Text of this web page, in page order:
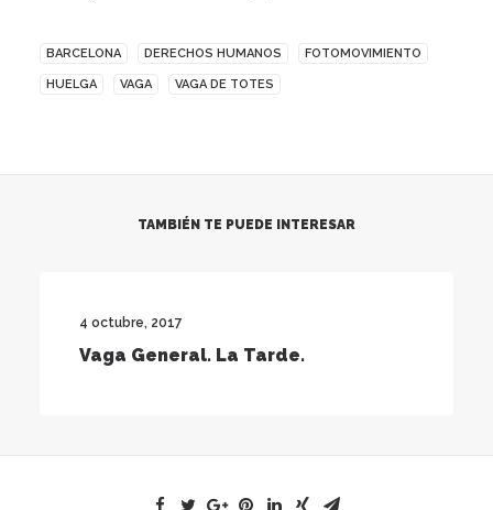
BARCELONA DERECHOS HUMANOS FOTOMOVIMIENTO
HUELGA VAGA VAGA DE TOTES
TAMBIÉN TE PUEDE INTERESAR
4 octubre, 2017
Vaga General. La Tarde.